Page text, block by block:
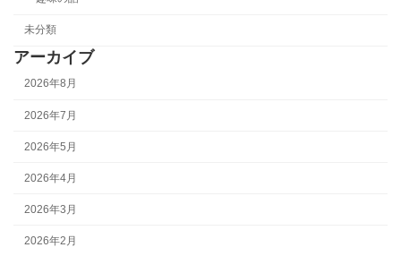
未分類
アーカイブ
2026年8月
2026年7月
2026年5月
2026年4月
2026年3月
2026年2月